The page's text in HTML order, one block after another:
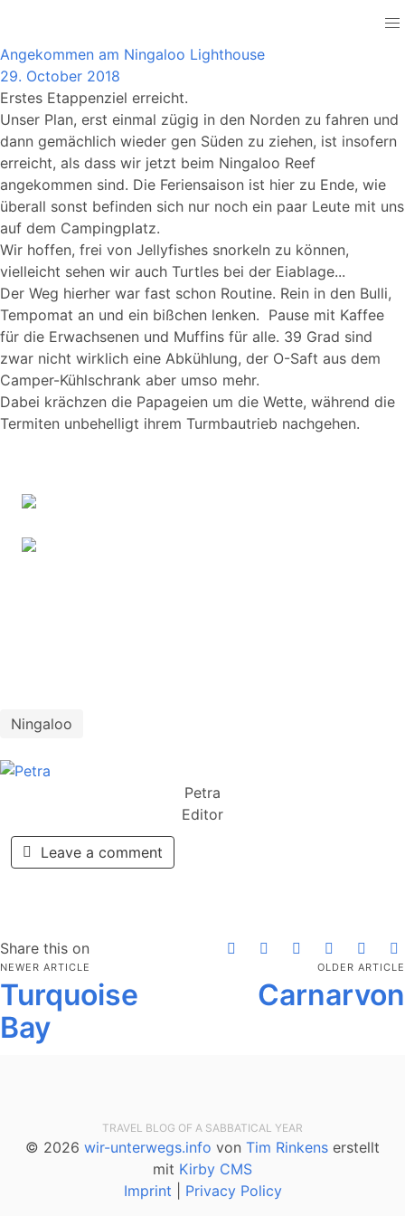
Angekommen am Ningaloo Lighthouse
29. October 2018
Erstes Etappenziel erreicht.
Unser Plan, erst einmal zügig in den Norden zu fahren und
dann gemächlich wieder gen Süden zu ziehen, ist insofern
erreicht, als dass wir jetzt beim Ningaloo Reef
angekommen sind. Die Feriensaison ist hier zu Ende, wie
überall sonst befinden sich nur noch ein paar Leute mit uns
auf dem Campingplatz.
Wir hoffen, frei von Jellyfishes snorkeln zu können,
vielleicht sehen wir auch Turtles bei der Eiablage...
Der Weg hierher war fast schon Routine. Rein in den Bulli,
Tempomat an und ein bißchen lenken. Pause mit Kaffee
für die Erwachsenen und Muffins für alle. 39 Grad sind
zwar nicht wirklich eine Abkühlung, der O-Saft aus dem
Camper-Kühlschrank aber umso mehr.
Dabei krächzen die Papageien um die Wette, während die
Termiten unbehelligt ihrem Turmbautrieb nachgehen.
Ningaloo
Petra
Editor
Leave a comment
Share this on
NEWER ARTICLE
Turquoise
Bay
OLDER ARTICLE
Carnarvon
TRAVEL BLOG OF A SABBATICAL YEAR
© 2026 wir-unterwegs.info von Tim Rinkens erstellt
mit Kirby CMS
Imprint
Privacy Policy